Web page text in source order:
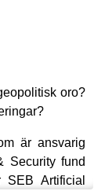
oro?
är ansvarig
Security fund
SEB Artificial